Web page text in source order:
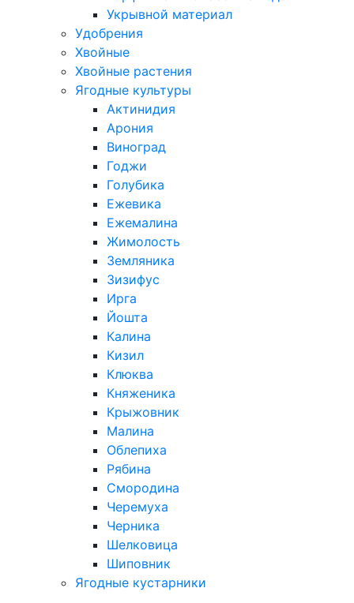
Укрывной материал
Удобрения
Хвойные
Хвойные растения
Ягодные культуры
Актинидия
Арония
Виноград
Годжи
Голубика
Ежевика
Ежемалина
Жимолость
Земляника
Зизифус
Ирга
Йошта
Калина
Кизил
Клюква
Княженика
Крыжовник
Малина
Облепиха
Рябина
Смородина
Черемуха
Черника
Шелковица
Шиповник
Ягодные кустарники